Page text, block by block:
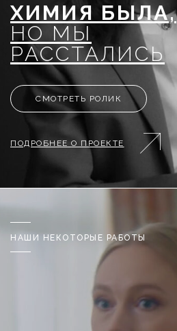
ХИМИЯ БЫЛА,
НО МЫ
РАССТАЛИСЬ
ПОДРОБНЕЕ О ПРОЕКТЕ
СМОТРЕТЬ РОЛИК
НАШИ НЕКОТОРЫЕ РАБОТЫ